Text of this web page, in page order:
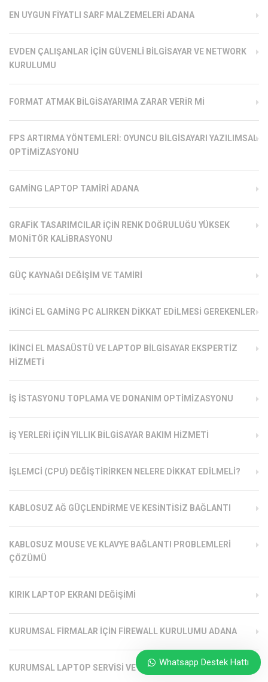
EN UYGUN FIYATLI SARF MALZEMELERI ADANA
EVDEN ÇALIŞANLAR İÇIN GÜVENLI BILGISAYAR VE NETWORK
KURULUMU
FORMAT ATMAK BILGISAYARIMA ZARAR VERIR MI
FPS ARTIRMA YÖNTEMLERI: OYUNCU BILGISAYARI YAZILIMSAL
OPTIMIZASYONU
GAMING LAPTOP TAMIRI ADANA
GRAFIK TASARIMCILAR İÇIN RENK DOĞRULUĞU YÜKSEK
MONITÖR KALIBRASYONU
GÜÇ KAYNAĞI DEĞIŞIM VE TAMIRI
İKINCI EL GAMING PC ALIRKEN DIKKAT EDILMESI GEREKENLER
İKINCI EL MASAÜSTÜ VE LAPTOP BILGISAYAR EKSPERTIZ
HIZMETI
İŞ İSTASYONU TOPLAMA VE DONANIM OPTIMIZASYONU
İŞ YERLERI İÇIN YILLIK BILGISAYAR BAKIM HIZMETI
İŞLEMCI (CPU) DEĞIŞTIRIRKEN NELERE DIKKAT EDILMELI?
KABLOSUZ AĞ GÜÇLENDIRME VE KESINTISIZ BAĞLANTI
KABLOSUZ MOUSE VE KLAVYE BAĞLANTI PROBLEMLERI
ÇÖZÜMÜ
KIRIK LAPTOP EKRANI DEĞIŞIMI
KURUMSAL FIRMALAR İÇIN FIREWALL KURULUMU ADANA
KURUMSAL LAPTOP SERVISI VE BAKIMIWhatsapp Destek Hattı